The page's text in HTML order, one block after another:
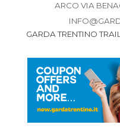
ARCO VIA
GARDA TRENTINO